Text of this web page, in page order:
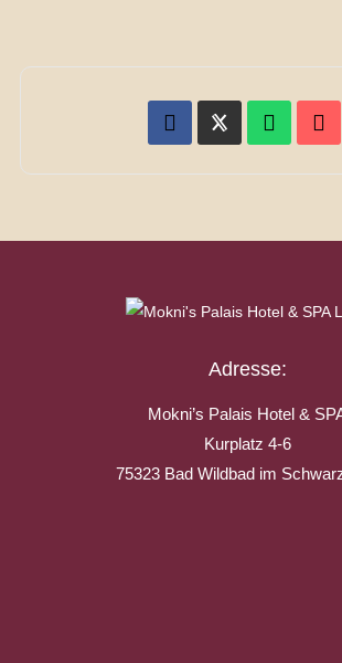
Adresse:
Mokni’s Palais Hotel &
Kurplatz 4-6
75323 Bad Wildbad im